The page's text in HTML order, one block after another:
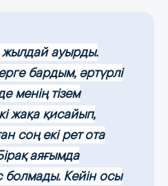
жылдай ауырды.
бардым, әртүрлі
менің тізем
жақа қисайып,
соң екі рет ота
аяғымда
болмады. Кейін осы